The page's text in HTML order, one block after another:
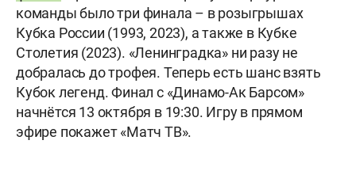
команды было три финала – в розыгрышах
Кубка России (1993, 2023), а также в Кубке
Столетия (2023). «Ленинградка» ни разу не
добралась до трофея. Теперь есть шанс взять
Кубок легенд. Финал с «Динамо-Ак Барсом»
начнётся 13 октября в 19:30. Игру в прямом
эфире покажет «Матч ТВ».